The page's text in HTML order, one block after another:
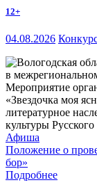
12+
04.08.2026
Мероприятие
«Звездочка моя
литературное
культуры
Афиша
Положение о
бор»
Подробнее